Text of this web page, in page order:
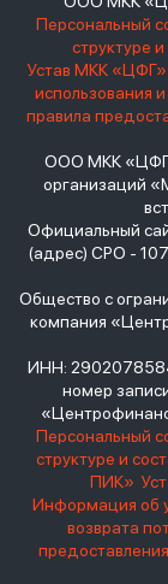
Персональный
структуре
Устав МКК «ЦФГ»
использования
правила
ООО МКК
организаций
Официальный
(адрес) СРО -
Общество с
компания
ИНН:
номер
Персональный
структуре и
ПИК»
Информация об
возврата